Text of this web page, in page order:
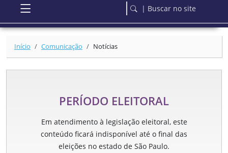
| Buscar no site
Início Comunicação Notícias
PERÍODO ELEITORAL
Em atendimento à legislação eleitoral, este
conteúdo ficará indisponível até o final das
eleições no estado de São Paulo.